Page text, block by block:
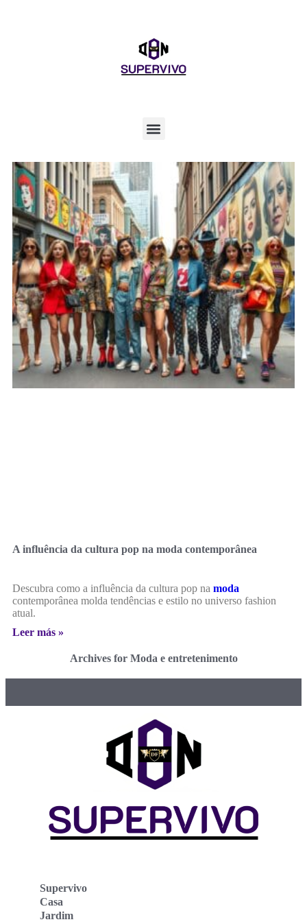
A influência da cultura pop na moda contemporânea
Descubra como a influência da cultura pop na moda
contemporânea molda tendências e estilo no universo fashion
atual.
Leer más »
Archives for Moda e entretenimento
Supervivo
Casa
Jardim